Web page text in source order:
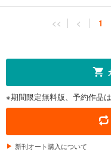
<< < 1
※期間限定無料版、予約作品
新刊オート購入について